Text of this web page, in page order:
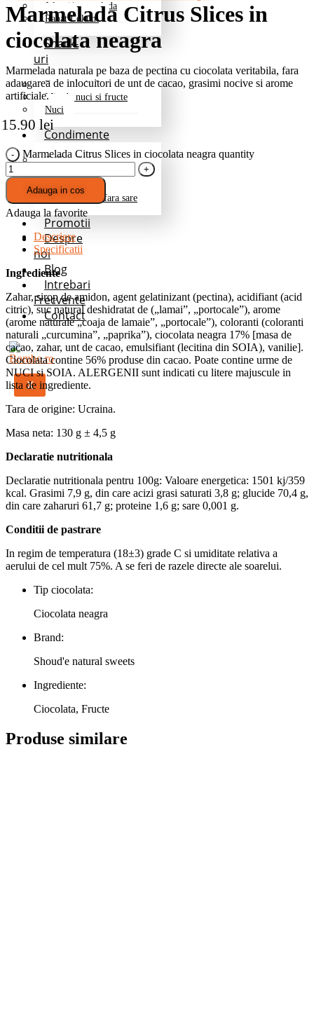
Jeleuri/marmelada
Rahat Lokum
Snack-
uri
Fructe deshidratate
Mix de nuci si fructe
Nuci
Condimente
Grill si Barbeque
Pentru cartofi
Professional – fara sare
Promotii
Despre
noi
Blog
Intrebari
Frecvente
Contact
X
Marmelada Citrus Slices in
ciocolata neagra
Marmelada naturala pe baza de pectina cu ciocolata veritabila, fara
adaugarea de inlocuitori de unt de cacao, grasimi nocive si arome
artificiale.
15.90 lei
Marmelada Citrus Slices in ciocolata neagra quantity
Adauga in cos
Adauga la favorite
Descriere
Specificatii
Ingrediente
Zahar, sirop de amidon, agent gelatinizant (pectina), acidifiant (acid
citric), suc natural deshidratat de („lamai”, „portocale”), arome
(arome naturale „coaja de lamaie”, „portocale”), coloranti (coloranti
naturali „curcumina”, „paprika”), ciocolata neagra 17% [masa de
cacao, zahar, unt de cacao, emulsifiant (lecitina din SOIA), vanilie].
Ciocolata contine 56% produse din cacao. Poate contine urme de
NUCI si SOIA. ALERGENII sunt indicati cu litere majuscule in
lista de ingrediente.
Tara de origine: Ucraina.
Masa neta: 130 g ± 4,5 g
Declaratie nutritionala
Declaratie nutritionala pentru 100g: Valoare energetica: 1501 kj/359
kcal. Grasimi 7,9 g, din care acizi grasi saturati 3,8 g; glucide 70,4 g,
din care zaharuri 61,7 g; proteine 1,6 g; sare 0,001 g.
Conditii de pastrare
In regim de temperatura (18±3) grade С si umiditate relativa a
aerului de cel mult 75%. A se feri de razele directe ale soarelui.
Tip ciocolata:
Ciocolata neagra
Brand:
Shoud'e natural sweets
Ingrediente:
Ciocolata, Fructe
Produse similare